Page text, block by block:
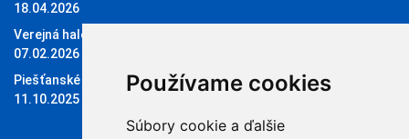
Používame cookies
Súbory cookie a ďalšie
18.04.2026
Verejná halová regata O pohár Sĺňavy
07.02.2026
Piešťanské štvorky 11.10.2025
11.10.2025